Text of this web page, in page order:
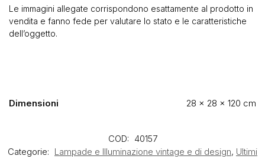
Le immagini allegate corrispondono esattamente al prodotto in
vendita e fanno fede per valutare lo stato e le caratteristiche
dell’oggetto.
Dimensioni 28 × 28 × 120 cm
COD: 40157
Categorie: Lampade e Illuminazione vintage e di design, Ultimi